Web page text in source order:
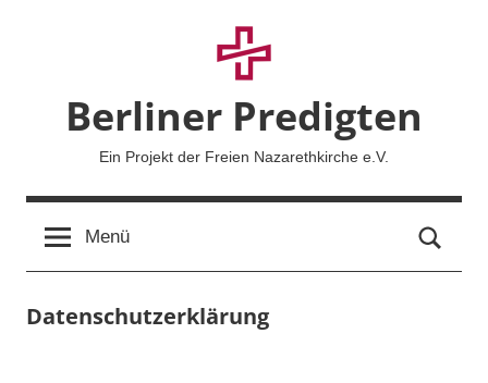
Berliner Predigten
Ein Projekt der Freien Nazarethkirche e.V.
Menü
Datenschutzerklärung